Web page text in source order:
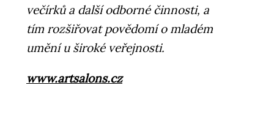
večírků a další odborné činnosti, a
tím rozšiřovat povědomí o mladém
umění u široké veřejnosti.
www.artsalons.cz